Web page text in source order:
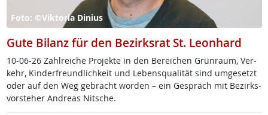
Foto: ©Viktoria Dinius
Gute Bilanz für den Bezirksrat St. Leonhard
10-06-26 Zahl­rei­che Pro­jek­te in den Be­rei­chen Grün­raum, Ver­
kehr, Kin­der­f­reund­lich­keit und Le­bens­qua­li­tät sind um­ge­setzt
oder auf den Weg ge­bracht wor­den – ein Ge­spräch mit Be­zirks­
vor­ste­her And­reas Nit­sche.